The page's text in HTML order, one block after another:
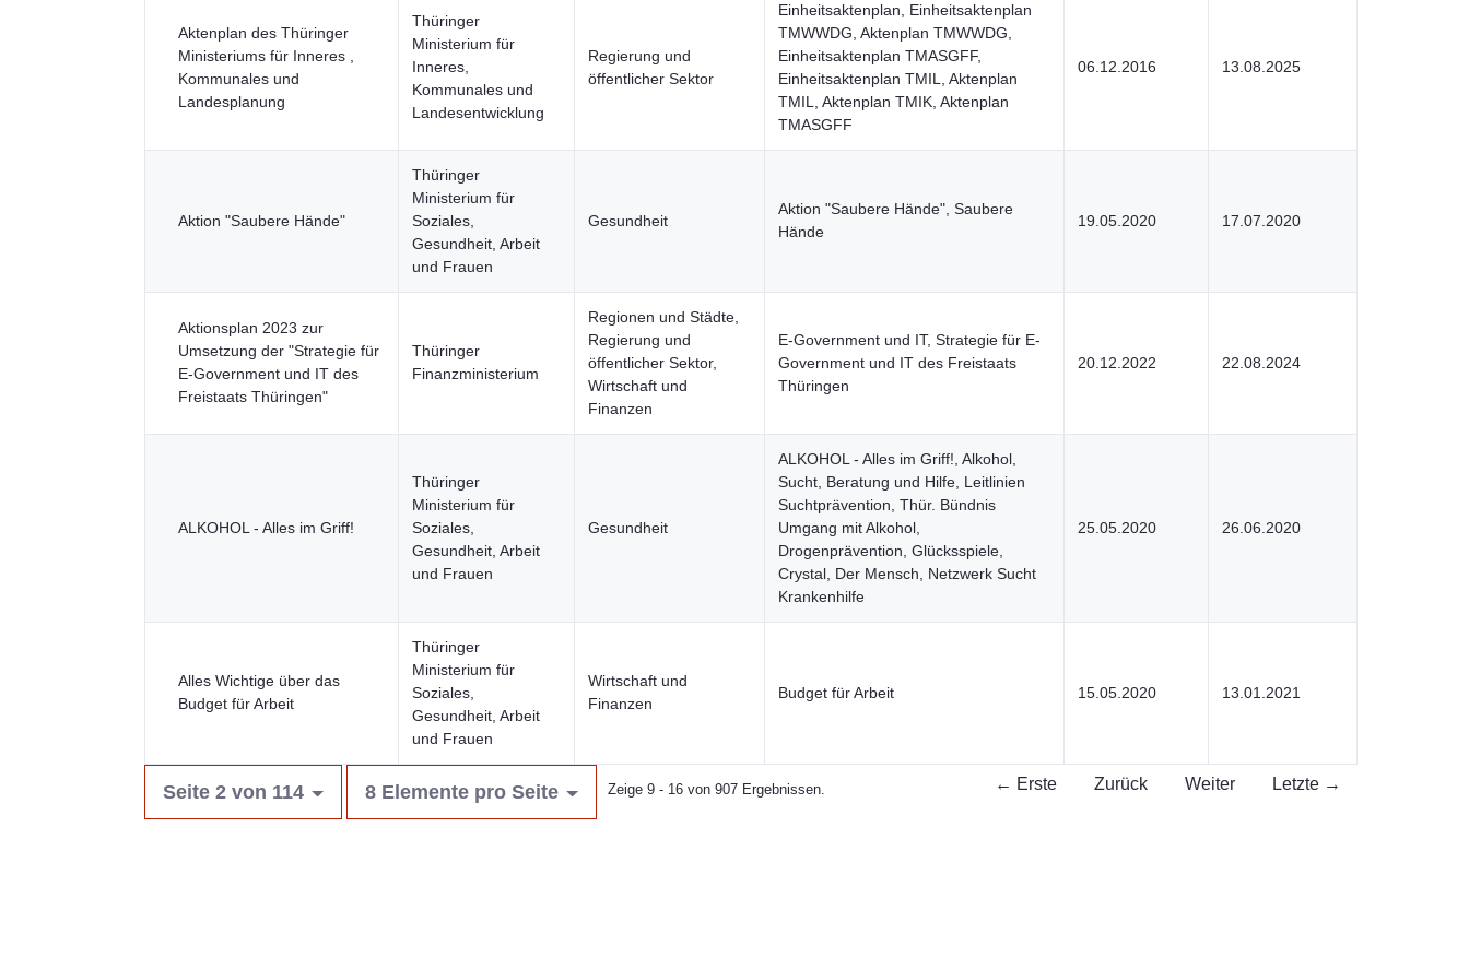
Aktenplan des Thüringer
Ministeriums für Inneres ,
Kommunales und
Landesplanung
Thüringer
Ministerium für
Inneres,
Kommunales und
Landesentwicklung
Regierung und
öffentlicher Sektor
Einheitsaktenplan, Einheitsaktenplan
TMWWDG, Aktenplan TMWWDG,
Einheitsaktenplan TMASGFF,
Einheitsaktenplan TMIL, Aktenplan
TMIL, Aktenplan TMIK, Aktenplan
TMASGFF
06.12.2016 13.08.2025
Aktion "Saubere Hände"
Thüringer
Ministerium für
Soziales,
Gesundheit, Arbeit
und Frauen
Gesundheit
Aktion "Saubere Hände", Saubere
Hände
19.05.2020 17.07.2020
Aktionsplan 2023 zur
Umsetzung der "Strategie für
E-Government und IT des
Freistaats Thüringen"
Thüringer
Finanzministerium
Regionen und Städte,
Regierung und
öffentlicher Sektor,
Wirtschaft und
Finanzen
E-Government und IT, Strategie für E-
Government und IT des Freistaats
Thüringen
20.12.2022 22.08.2024
ALKOHOL - Alles im Griff!
Thüringer
Ministerium für
Soziales,
Gesundheit, Arbeit
und Frauen
Gesundheit
ALKOHOL - Alles im Griff!, Alkohol,
Sucht, Beratung und Hilfe, Leitlinien
Suchtprävention, Thür. Bündnis
Umgang mit Alkohol,
Drogenprävention, Glücksspiele,
Crystal, Der Mensch, Netzwerk Sucht
Krankenhilfe
25.05.2020 26.06.2020
Alles Wichtige über das
Budget für Arbeit
Thüringer
Ministerium für
Soziales,
Gesundheit, Arbeit
und Frauen
Wirtschaft und
Finanzen
Budget für Arbeit 15.05.2020 13.01.2021
Seite 2 von 114 8 Elemente pro Seite Zeige 9 - 16 von 907 Ergebnissen. ← Erste Zurück Weiter Letzte →